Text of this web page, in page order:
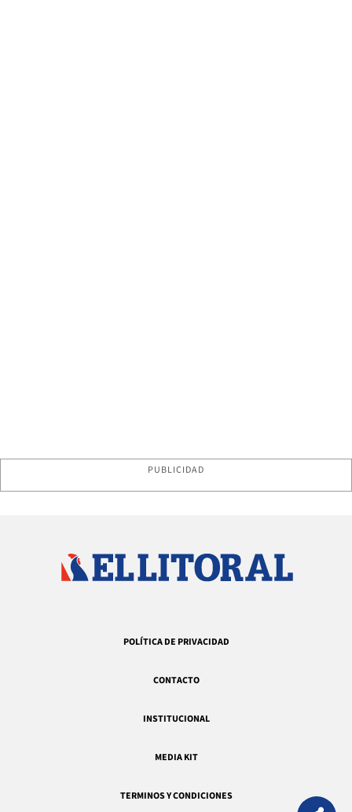
PUBLICIDAD
POLÍTICA DE PRIVACIDAD
CONTACTO
INSTITUCIONAL
MEDIA KIT
TERMINOS Y CONDICIONES